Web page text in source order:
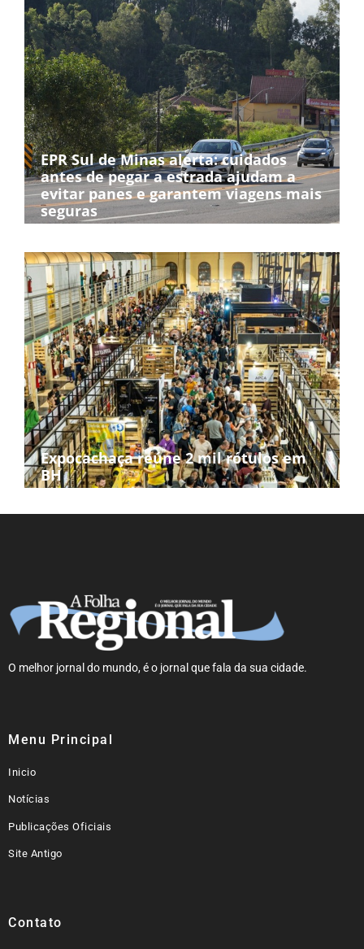
EPR Sul de Minas alerta: cuidados
antes de pegar a estrada ajudam a
evitar panes e garantem viagens mais
seguras
Expocachaça reúne 2 mil rótulos em
BH
O melhor jornal do mundo, é o jornal que fala da sua cidade.
Menu Principal
Inicio
Notícias
Publicações Oficiais
Site Antigo
Contato